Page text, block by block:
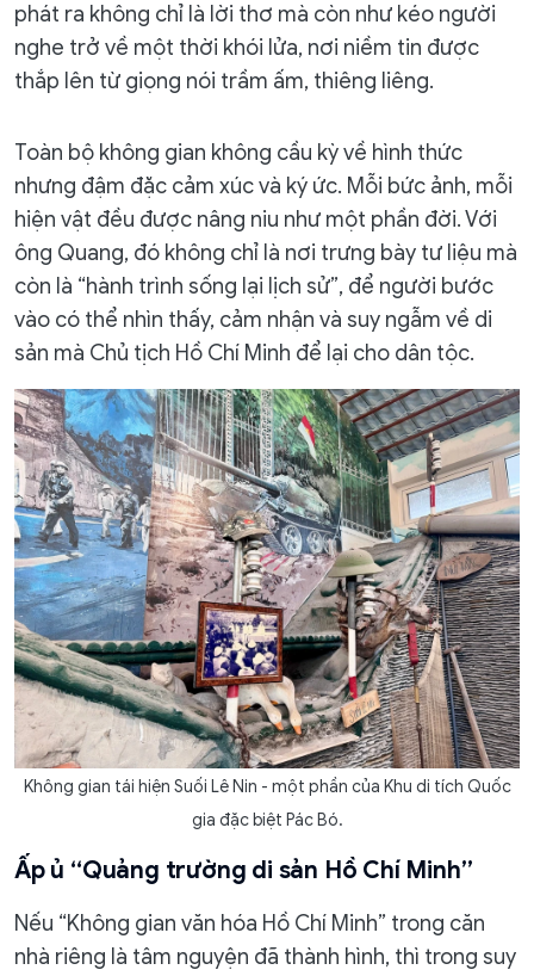
phát ra không chỉ là lời thơ mà còn như kéo người
nghe trở về một thời khói lửa, nơi niềm tin được
thắp lên từ giọng nói trầm ấm, thiêng liêng.
Toàn bộ không gian không cầu kỳ về hình thức
nhưng đậm đặc cảm xúc và ký ức. Mỗi bức ảnh, mỗi
hiện vật đều được nâng niu như một phần đời. Với
ông Quang, đó không chỉ là nơi trưng bày tư liệu mà
còn là “hành trình sống lại lịch sử”, để người bước
vào có thể nhìn thấy, cảm nhận và suy ngẫm về di
sản mà Chủ tịch Hồ Chí Minh để lại cho dân tộc.
Không gian tái hiện Suối Lê Nin - một phần của Khu di tích Quốc
gia đặc biệt Pác Bó.
​Ấp ủ “Quảng trường di sản Hồ Chí Minh”
Nếu “Không gian văn hóa Hồ Chí Minh” trong căn
nhà riêng là tâm nguyện đã thành hình, thì trong suy